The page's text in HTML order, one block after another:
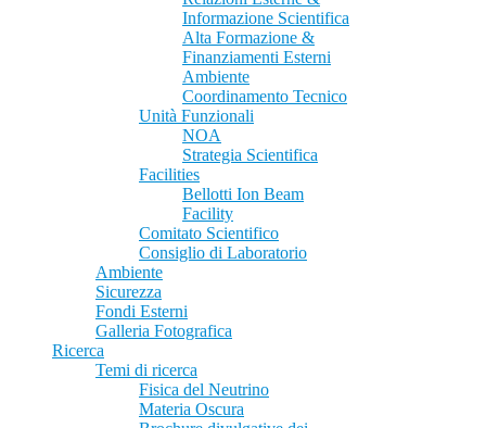
Informazione Scientifica
Alta Formazione &
Finanziamenti Esterni
Ambiente
Coordinamento Tecnico
Unità Funzionali
NOA
Strategia Scientifica
Facilities
Bellotti Ion Beam
Facility
Comitato Scientifico
Consiglio di Laboratorio
Ambiente
Sicurezza
Fondi Esterni
Galleria Fotografica
Ricerca
Temi di ricerca
Fisica del Neutrino
Materia Oscura